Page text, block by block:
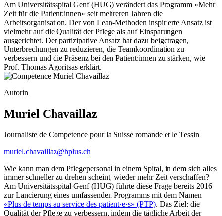
Am Universitätsspital Genf (HUG) verändert das Programm «Mehr
Zeit für die Patient:innen» seit mehreren Jahren die
Arbeitsorganisation. Der von Lean-Methoden inspirierte Ansatz ist
vielmehr auf die Qualität der Pflege als auf Einsparungen
ausgerichtet. Der partizipative Ansatz hat dazu beigetragen,
Unterbrechungen zu reduzieren, die Teamkoordination zu
verbessern und die Präsenz bei den Patient:innen zu stärken, wie
Prof. Thomas Agoritsas erklärt.
Autorin
Muriel Chavaillaz
Journaliste de Competence pour la Suisse romande et le Tessin
muriel.chavaillaz@hplus.ch
Wie kann man dem Pflegepersonal in einem Spital, in dem sich alles
immer schneller zu drehen scheint, wieder mehr Zeit verschaffen?
Am Universitätsspital Genf (HUG) führte diese Frage bereits 2016
zur Lancierung eines umfassenden Programms mit dem Namen
«Plus de temps au service des patient·e·s» (PTP). Das Ziel: die
Qualität der Pflege zu verbessern, indem die tägliche Arbeit der